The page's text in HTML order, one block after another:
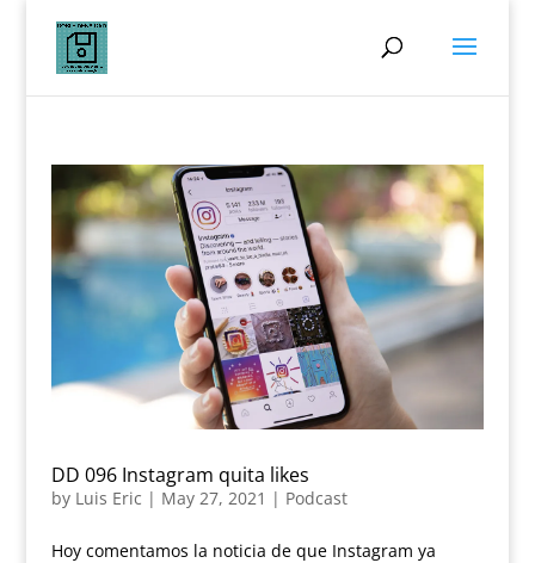
DD 096 Instagram quita likes
by Luis Eric | May 27, 2021 | Podcast
Hoy comentamos la noticia de que Instagram ya